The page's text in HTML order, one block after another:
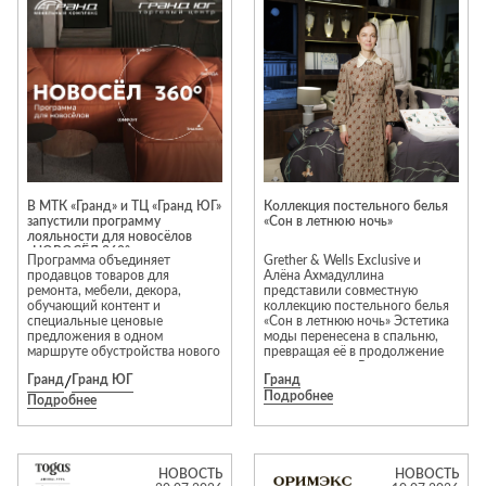
Приставные
столики
Сервировочные
столики
Туалетные
столики
Все стулья
Барные стулья
Стулья
Табуреты
Двери
Входные двери
двери
Беседки,
павильоны,
Грили и очаги
Диваны
Кресла и
ресторанов и
Сантехника
Душ
Торшеры
Уличный свет
Товары для
дома
Ароматы для
дома и
косметика
Бытовая химия
Вешалки
Гладильные
доски
В МТК «Гранд» и ТЦ «Гранд ЮГ»
запустили программу
лояльности для новосёлов
«НОВОСЁЛ 360°»
Программа объединяет
продавцов товаров для
ремонта, мебели, декора,
обучающий контент и
специальные ценовые
предложения в одном
маршруте обустройства нового
Гранд/ Гранд ЮГ
Подробнее
Коллекция постельного белья
«Сон в летнюю ночь»
Grether & Wells Exclusive и
Алёна Ахмадуллина
представили совместную
коллекцию постельного белья
«Сон в летнюю ночь» Эстетика
моды перенесена в спальню,
превращая её в продолжение
коллекции — уникальные
авторские цветочные принты
декоративных наволочек.
материалам. Коллекция
выполнена из тенселя 300 TC —
Гранд
Подробнее
НОВОСТЬ
НОВОСТЬ